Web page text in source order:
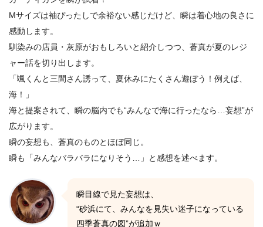
Mサイズは袖ぴったしで余裕ない感じだけど、瞬は着心地の良さに
感動します。
馴染みの店員・灰原がおもしろいと紹介しつつ、蒼真が夏のレジ
ャー話を切り出します。
「颯くんと三間さん誘って、夏休みにたくさん遊ぼう！例えば、
海！」
海と提案されて、瞬の脳内でも“みんなで海に行ったなら…妄想”が
広がります。
瞬の妄想も、蒼真のものとほぼ同じ。
瞬も「みんなバラバラになりそう…」と感想を述べます。
瞬目線で見た妄想は、
“砂浜にて、みんなを見失い迷子になっている
四季蒼真の図”が追加ｗ